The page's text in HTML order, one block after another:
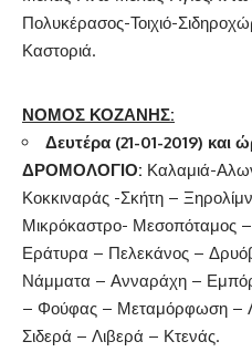
Πολυκέρασος-Τοιχιό-
Καστοριά.
ΝΟΜΟΣ ΚΟΖΑΝΗΣ:
Δευτέρα (21-01-2019) και
ΔΡΟΜΟΛΟΓΙΟ: Καλαμιά-
Κοκκιναράς -Σκήτη –
Μικρόκαστρο- Μεσοπόταμος
Εράτυρα – Πελεκάνος –
Νάμματα – Ανναράχη –
– Φούφας – Μεταμόρφωση –
Σιδερά – Λιβερά – Κτενάς.